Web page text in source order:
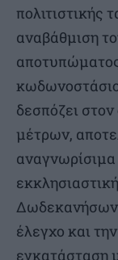
πολιτιστικής
αναβάθμιση
δεσπόζει
μέτρων,
Δωδεκανήσων.
έλεγχο και
εγκατάσταση